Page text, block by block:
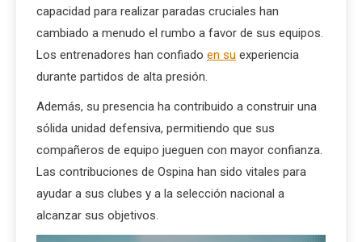
capacidad para realizar paradas cruciales han
cambiado a menudo el rumbo a favor de sus equipos.
Los entrenadores han confiado en su experiencia
durante partidos de alta presión.
Además, su presencia ha contribuido a construir una
sólida unidad defensiva, permitiendo que sus
compañeros de equipo jueguen con mayor confianza.
Las contribuciones de Ospina han sido vitales para
ayudar a sus clubes y a la selección nacional a
alcanzar sus objetivos.